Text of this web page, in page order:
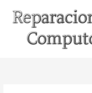
contenido